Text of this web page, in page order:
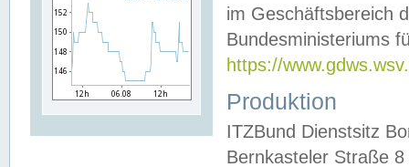
im Geschäftsbereich
Bundesministeriums
https://
Produktion
ITZBund Dienstsitz
Bernkasteler Straße 8